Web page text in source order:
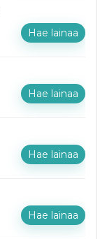
Hae lainaa
Hae lainaa
Hae lainaa
Hae lainaa